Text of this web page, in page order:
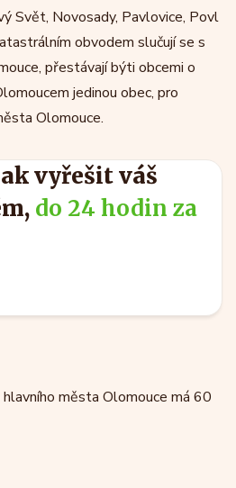
Svět, Novosady, Pavlovice, Povl
obvodem slučují se s
přestávají býti obcemi o
jedinou obec, pro
Olomouce.
vyřešit váš
do 24 hodin za
města Olomouce má 60